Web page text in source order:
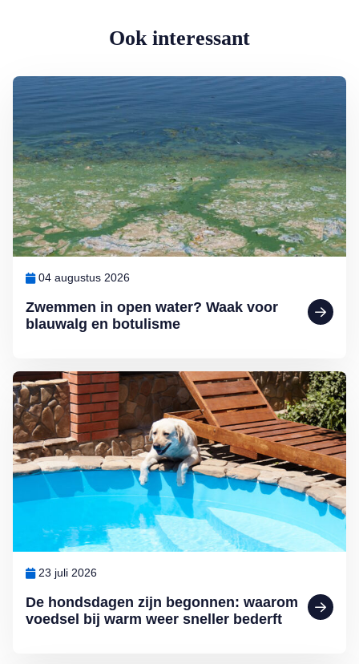
Ook interessant
Zwemmen in open water? Waak voor
blauwalg en botulisme
04 augustus 2026
Lees meer over Zwemmen in open water? Waak voor blauwalg en
De hondsdagen zijn begonnen: waarom
voedsel bij warm weer sneller bederft
23 juli 2026
Lees meer over De hondsdagen zijn begonnen: waarom voedsel